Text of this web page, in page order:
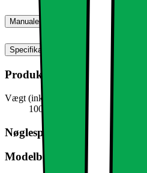
Manualer, downloads, garanti og support
Specifikationer
Produktmål
Vægt (inkl. emballage)
100,0 g
Nøglespecifikation
Modelbeskrivelse